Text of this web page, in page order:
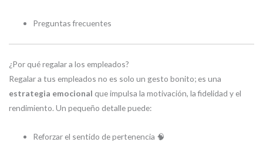
Preguntas frecuentes
¿Por qué regalar a los empleados?
Regalar a tus empleados no es solo un gesto bonito; es una
estrategia emocional que impulsa la motivación, la fidelidad y el
rendimiento. Un pequeño detalle puede:
Reforzar el sentido de pertenencia 🧠